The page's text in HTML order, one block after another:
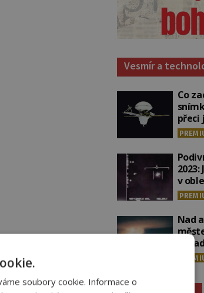
Vesmír a
Co
přeci
v
Nad
soubory cookie. Informace o